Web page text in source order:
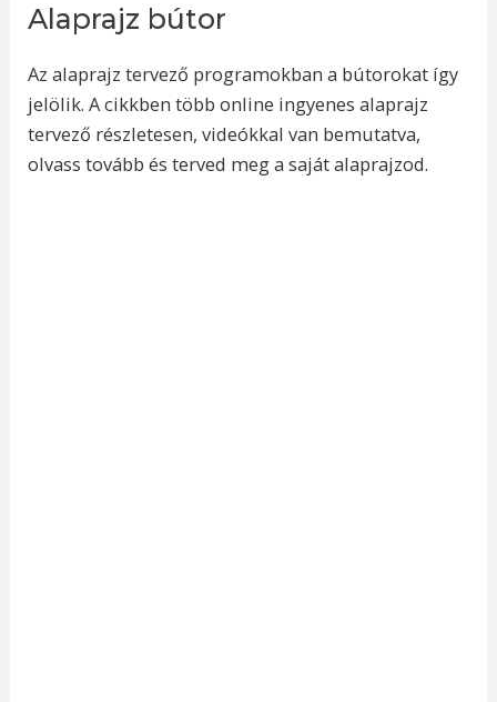
Alaprajz bútor
Az alaprajz tervező programokban a bútorokat így
jelölik. A cikkben több online ingyenes alaprajz
tervező részletesen, videókkal van bemutatva,
olvass tovább és terved meg a saját alaprajzod.